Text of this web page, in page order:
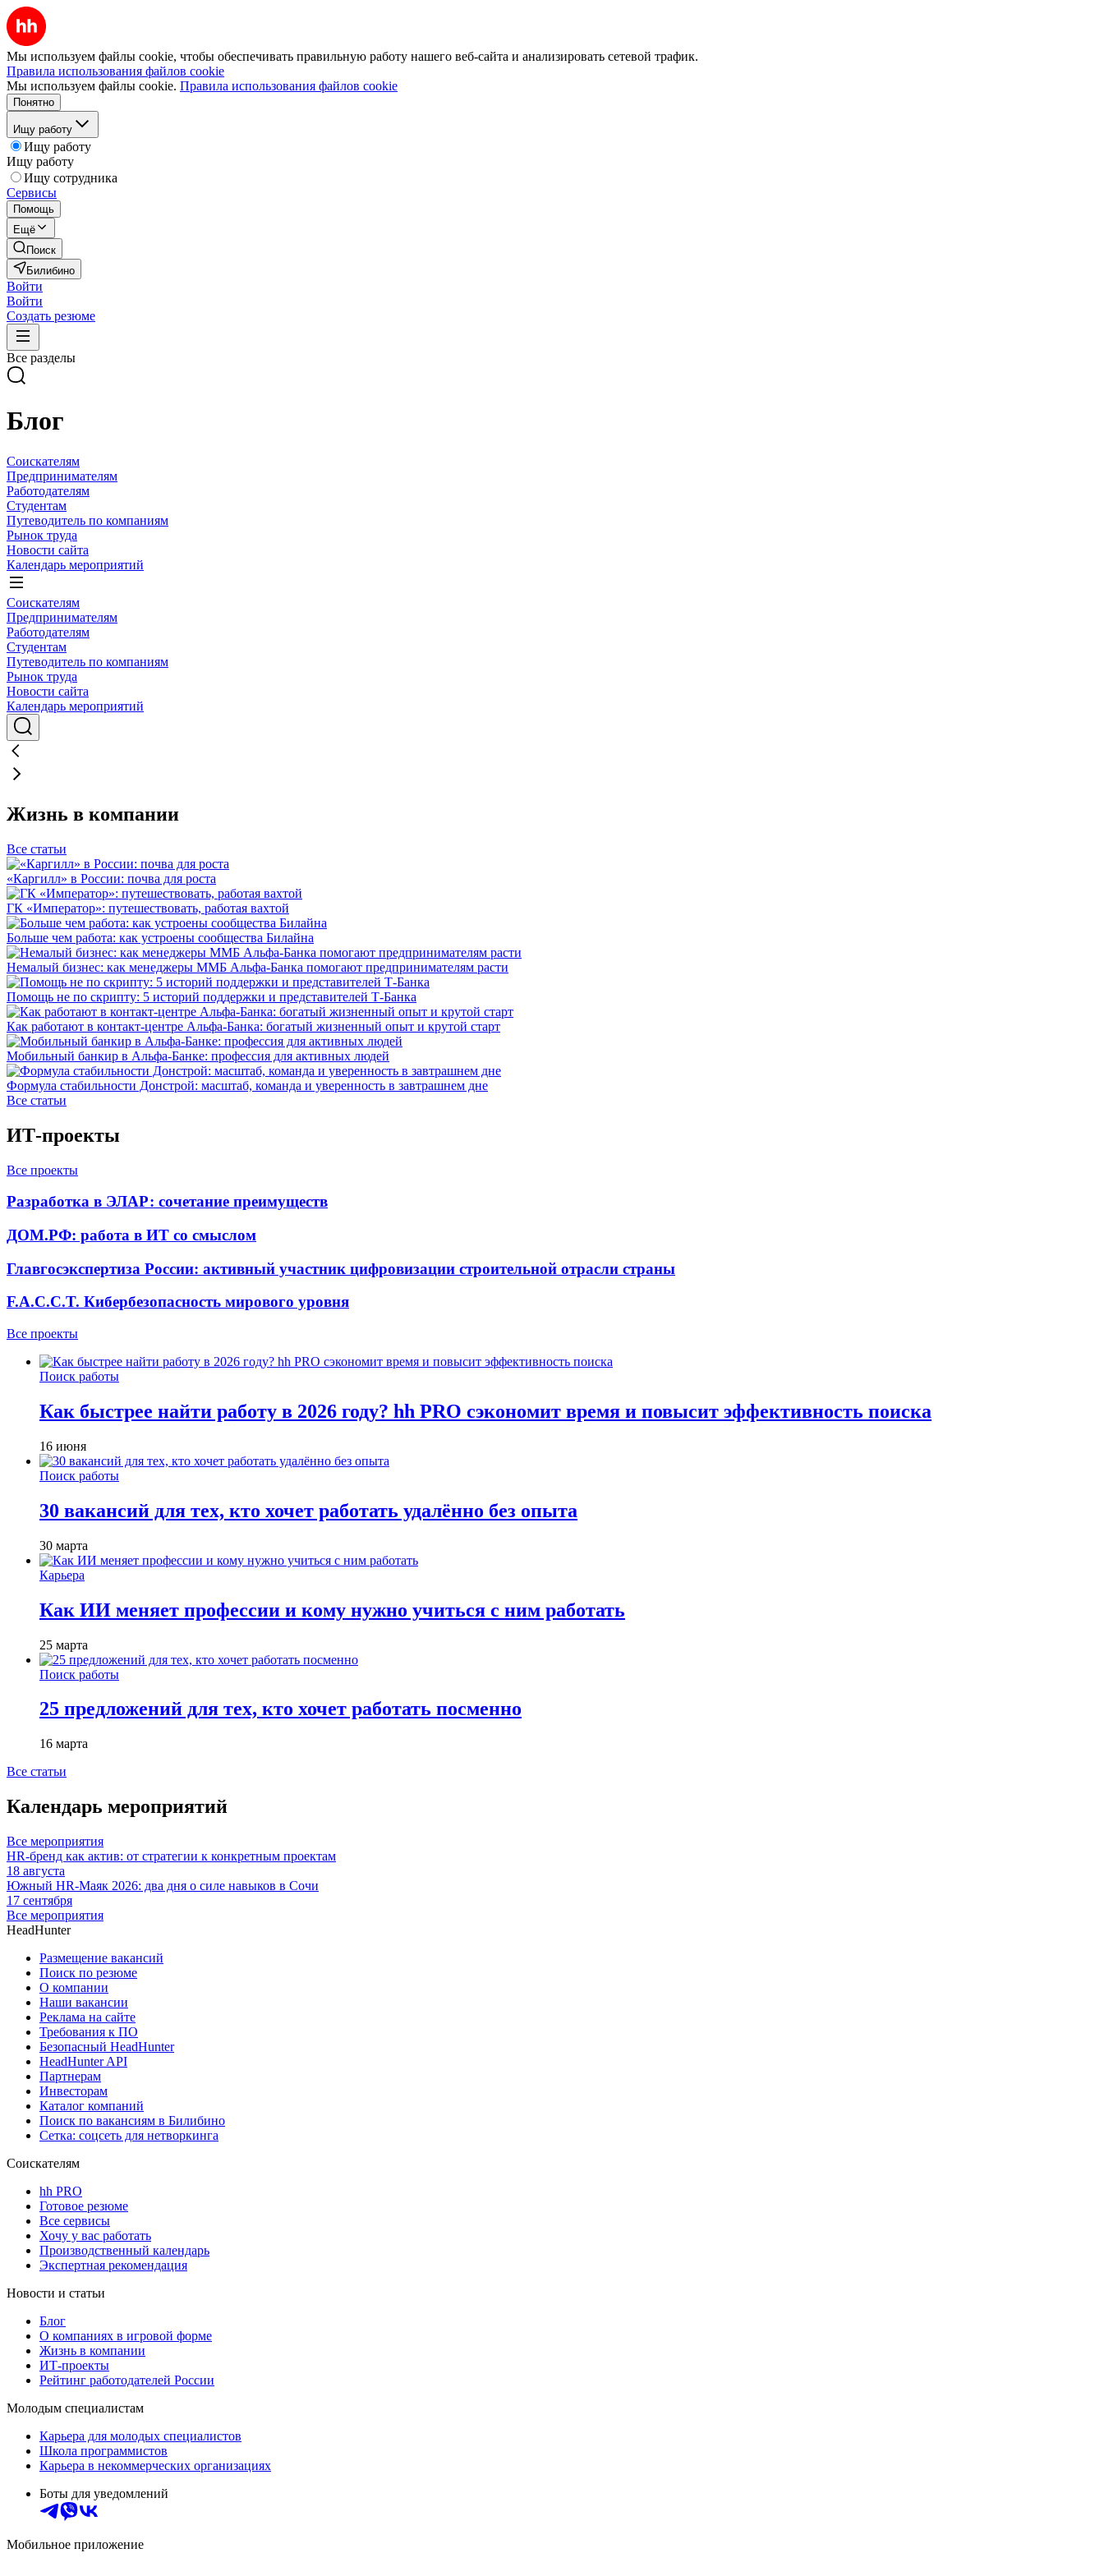
Мы используем файлы cookie, чтобы обеспечивать правильную работу нашего веб-сайта и анализировать сетевой трафик.
Правила использования файлов cookie
Мы используем файлы cookie. Правила использования файлов cookie
Понятно
Ищу работу
Ищу работу
Ищу работу
Ищу сотрудника
Сервисы
Помощь
Ещё
Поиск
Билибино
Войти
Войти
Создать резюме
Все разделы
Блог
Соискателям
Предпринимателям
Работодателям
Студентам
Путеводитель по компаниям
Рынок труда
Новости сайта
Календарь мероприятий
Соискателям
Предпринимателям
Работодателям
Студентам
Путеводитель по компаниям
Рынок труда
Новости сайта
Календарь мероприятий
Жизнь в компании
Все статьи
«Каргилл» в России: почва для роста
ГК «Император»: путешествовать, работая вахтой
Больше чем работа: как устроены сообщества Билайна
Немалый бизнес: как менеджеры ММБ Альфа-Банка помогают предпринимателям расти
Помощь не по скрипту: 5 историй поддержки и представителей Т-Банка
Как работают в контакт-центре Альфа-Банка: богатый жизненный опыт и крутой старт
Мобильный банкир в Альфа-Банке: профессия для активных людей
Формула стабильности Донстрой: масштаб, команда и уверенность в завтрашнем дне
Все статьи
ИТ-проекты
Все проекты
Разработка в ЭЛАР: сочетание преимуществ
ДОМ.РФ: работа в ИТ со смыслом
Главгосэкспертиза России: активный участник цифровизации строительной отрасли страны
F.A.C.C.T. Кибербезопасность мирового уровня
Все проекты
Поиск работы
Как быстрее найти работу в 2026 году? hh PRO сэкономит время и повысит эффективность поиска
16 июня
Поиск работы
30 вакансий для тех, кто хочет работать удалённо без опыта
30 марта
Карьера
Как ИИ меняет профессии и кому нужно учиться с ним работать
25 марта
Поиск работы
25 предложений для тех, кто хочет работать посменно
16 марта
Все статьи
Календарь мероприятий
Все мероприятия
HR-бренд как актив: от стратегии к конкретным проектам
18 августа
Южный HR-Маяк 2026: два дня о силе навыков в Сочи
17 сентября
Все мероприятия
HeadHunter
Размещение вакансий
Поиск по резюме
О компании
Наши вакансии
Реклама на сайте
Требования к ПО
Безопасный HeadHunter
HeadHunter API
Партнерам
Инвесторам
Каталог компаний
Поиск по вакансиям в Билибино
Сетка: соцсеть для нетворкинга
Соискателям
hh PRO
Готовое резюме
Все сервисы
Хочу у вас работать
Производственный календарь
Экспертная рекомендация
Новости и статьи
Блог
О компаниях в игровой форме
Жизнь в компании
ИТ-проекты
Рейтинг работодателей России
Молодым специалистам
Карьера для молодых специалистов
Школа программистов
Карьера в некоммерческих организациях
Боты для уведомлений
Мобильное приложение